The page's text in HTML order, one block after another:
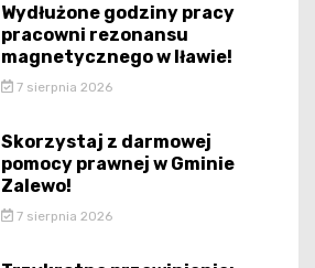
Wydłużone godziny pracy
pracowni rezonansu
magnetycznego w Iławie!
7 sierpnia 2026
Skorzystaj z darmowej
pomocy prawnej w Gminie
Zalewo!
7 sierpnia 2026